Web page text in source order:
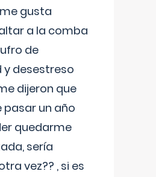
gusta
a la comba
de
y desestreso
dijeron que
pasar un año
quedarme
sería
vez?? , si es